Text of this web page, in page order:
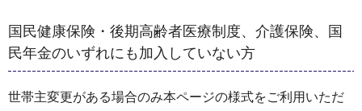
国民健康保険・後期高齢者医療制度、介護保険、国
民年金のいずれにも加入していない方
世帯主変更がある場合のみ本ページの様式をご利用いただ